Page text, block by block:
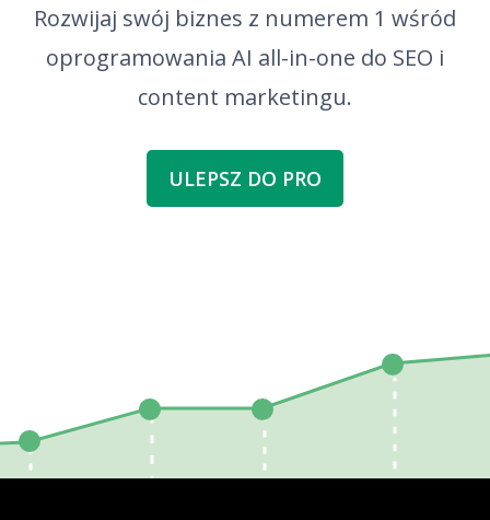
Rozwijaj swój biznes z numerem 1 wśród
oprogramowania AI all-in-one do SEO i
content marketingu.
ULEPSZ DO PRO